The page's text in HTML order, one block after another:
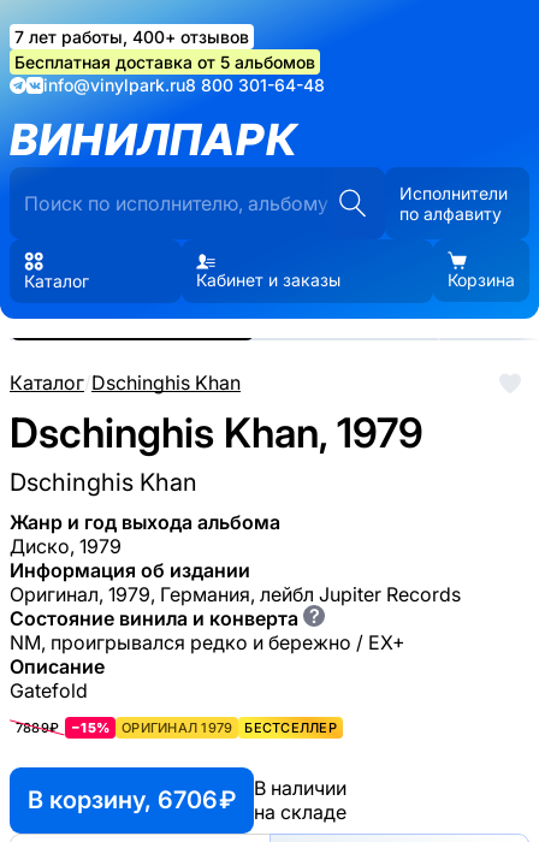
7 лет работы, 400+ отзывов
Бесплатная доставка от 5 альбомов
info@vinylpark.ru8 800 301-64-48
ВИНИЛПАРК
Исполнители
по алфавиту
Каталог Кабинет и заказы Корзина
Каталог/Dschinghis Khan
Dschinghis Khan, 1979
Dschinghis Khan
Жанр и год выхода альбома
Диско, 1979
Информация об издании
Оригинал, 1979, Германия, лейбл Jupiter Records
Состояние винила и конверта ?
NM, проигрывался редко и бережно / EX+
Описание
Gatefold
7889₽ −15% ОРИГИНАЛ 1979 БЕСТСЕЛЛЕР
В корзину, 6706 ₽
В наличии
на складе
Реальные фото пластинки.
Нажмите, чтобы увеличить